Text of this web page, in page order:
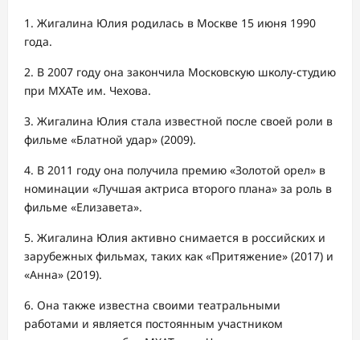
1. Жигалина Юлия родилась в Москве 15 июня 1990
года.
2. В 2007 году она закончила Московскую школу-студию
при МХАТе им. Чехова.
3. Жигалина Юлия стала известной после своей роли в
фильме «Блатной удар» (2009).
4. В 2011 году она получила премию «Золотой орел» в
номинации «Лучшая актриса второго плана» за роль в
фильме «Елизавета».
5. Жигалина Юлия активно снимается в российских и
зарубежных фильмах, таких как «Притяжение» (2017) и
«Анна» (2019).
6. Она также известна своими театральными
работами и является постоянным участником